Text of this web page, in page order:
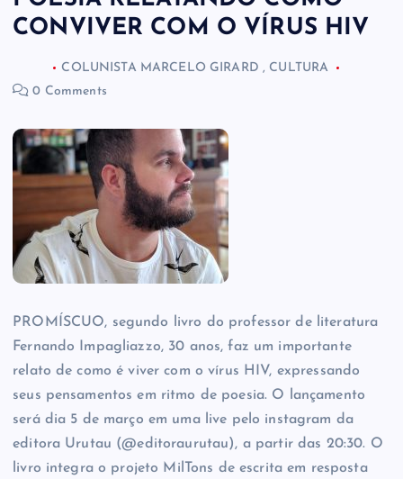
CONVIVER COM O VÍRUS HIV
COLUNISTA MARCELO GIRARD , CULTURA
0 Comments
PROMÍSCUO, segundo livro do professor de literatura
Fernando Impagliazzo, 30 anos, faz um importante
relato de como é viver com o vírus HIV, expressando
seus pensamentos em ritmo de poesia. O lançamento
será dia 5 de março em uma live pelo instagram da
editora Urutau (@editoraurutau), a partir das 20:30. O
livro integra o projeto MilTons de escrita em resposta